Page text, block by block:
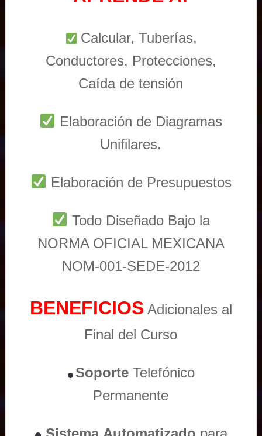
Calcular, Tuberías,
Conductores, Protecciones,
Caída de tensión
Elaboración de Diagramas
Unifilares.
Elaboración de Presupuestos
Todo Diseñado Bajo la
NORMA OFICIAL MEXICANA
NOM-001-SEDE-2012
BENEFICIOS Adicionales al
Final del Curso
Soporte Telefónico
Permanente